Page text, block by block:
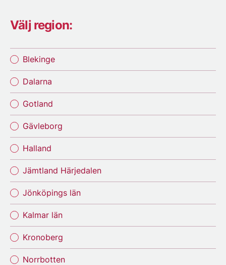
Välj region:
Blekinge
Dalarna
Gotland
Gävleborg
Halland
Jämtland Härjedalen
Jönköpings län
Kalmar län
Kronoberg
Norrbotten